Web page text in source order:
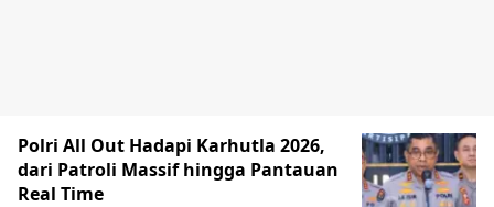
Polri All Out Hadapi Karhutla 2026,
dari Patroli Massif hingga Pantauan
Real Time